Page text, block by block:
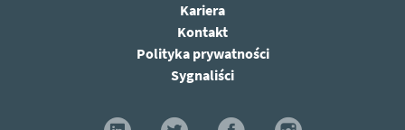
Kariera
Kontakt
Polityka prywatności
Sygnaliści